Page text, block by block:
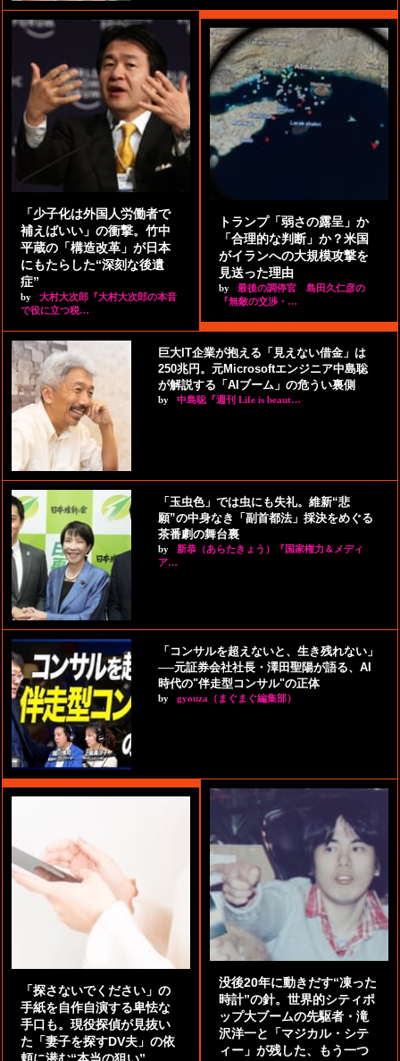
「少子化は外国人労働者で
補えばいい」の衝撃。竹中
平蔵の「構造改革」が日本
にもたらした“深刻な後遺
症”
by
大村大次郎『大村大次郎の本音
で役に立つ税…
トランプ「弱さの露呈」か
「合理的な判断」か？米国
がイランへの大規模攻撃を
見送った理由
by
最後の調停官 島田久仁彦の
『無敵の交渉・…
巨大IT企業が抱える「見えない借金」は
250兆円。元Microsoftエンジニア中島聡
が解説する「AIブーム」の危うい裏側
by 中島聡『週刊 Life is beaut…
「玉虫色」では虫にも失礼。維新“悲
願”の中身なき「副首都法」採決をめぐる
茶番劇の舞台裏
by
新恭（あらたきょう）『国家権力＆メディ
ア…
「コンサルを超えないと、生き残れない」
──元証券会社社長・澤田聖陽が語る、AI
時代の"伴走型コンサル"の正体
by gyouza（まぐまぐ編集部）
「探さないでください」の
手紙を自作自演する卑怯な
手口も。現役探偵が見抜い
た「妻子を探すDV夫」の依
没後20年に動きだす“凍った
時計”の針。世界的シティポ
ップ大ブームの先駆者・滝
沢洋一と「マジカル・シテ
ィー」が残した、もう一つ